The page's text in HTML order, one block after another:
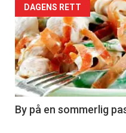
Forsiden
akkurat
nå
-
5
DAGENS RETT
By på en sommerlig